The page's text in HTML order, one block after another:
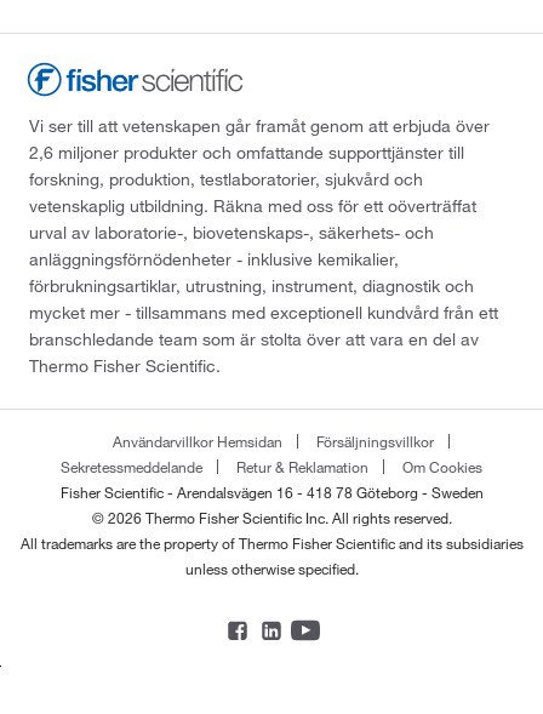
Vi ser till att vetenskapen går framåt genom att erbjuda över
2,6 miljoner produkter och omfattande supporttjänster till
forskning, produktion, testlaboratorier, sjukvård och
vetenskaplig utbildning. Räkna med oss för ett oöverträffat
urval av laboratorie-, biovetenskaps-, säkerhets- och
anläggningsförnödenheter - inklusive kemikalier,
förbrukningsartiklar, utrustning, instrument, diagnostik och
mycket mer - tillsammans med exceptionell kundvård från ett
branschledande team som är stolta över att vara en del av
Thermo Fisher Scientific.
Användarvillkor Hemsidan
Försäljningsvillkor
Sekretessmeddelande
Retur & Reklamation
Om Cookies
Fisher Scientific - Arendalsvägen 16 - 418 78 Göteborg - Sweden
© 2026 Thermo Fisher Scientific Inc. All rights reserved.
All trademarks are the property of Thermo Fisher Scientific and its subsidiaries
unless otherwise specified.